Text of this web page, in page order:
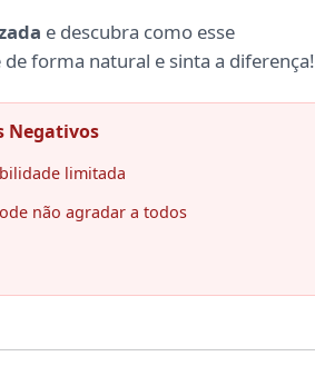
e descubra como esse
forma natural e sinta a diferença!
Negativos
limitada
não agradar a todos